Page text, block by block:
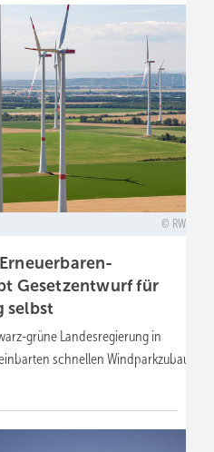
RWE
Gesetzentwurf für
selbst
grüne Landesregierung in
schnellen Windparkzubau